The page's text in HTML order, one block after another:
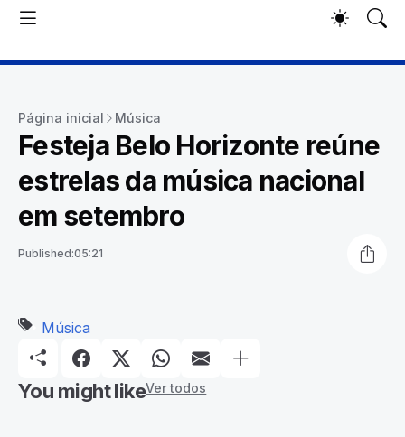
Página inicial Música
Festeja Belo Horizonte reúne
estrelas da música nacional
em setembro
Published:05:21
Música
You might likeVer todos